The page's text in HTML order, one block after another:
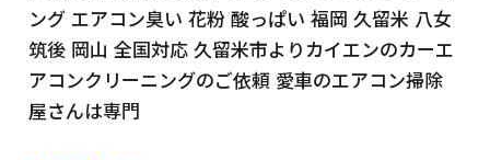
付
福
岡
久
ング エアコン臭い 花粉 酸っぱい 福岡 久留米 八女
筑後 岡山 全国対応 久留米市よりカイエンのカーエ
アコンクリーニングのご依頼 愛車のエアコン掃除
屋さんは専門